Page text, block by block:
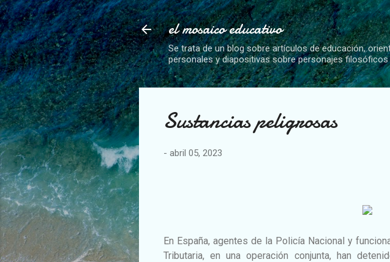
Ir al
el mosaico educativo
Se trata de un blog sobre artículos de educación,
personales y diapositivas sobre personajes
Sustancias peligrosas
- abril 05, 2023
En España, agentes de la Policía Nacional y
Tributaria, en una operación conjunta, han